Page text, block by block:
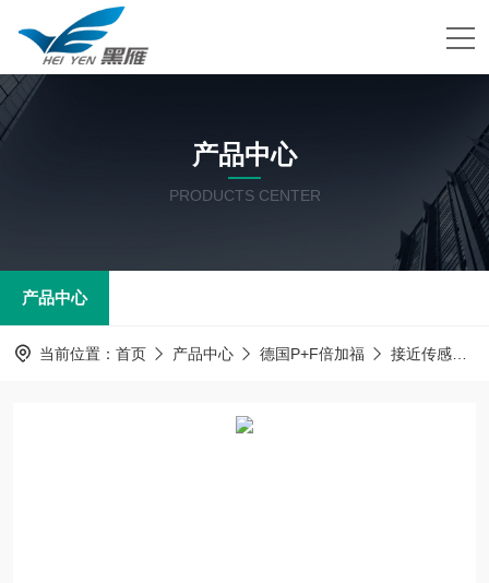
产品中心
PRODUCTS CENTER
产品中心
当前位置： 首页 产品中心 德国P+F倍加福 接近传感器